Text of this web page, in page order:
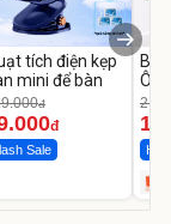
tích điện kẹp
mini để bàn
đ
đ
Sale
Ô
Hot